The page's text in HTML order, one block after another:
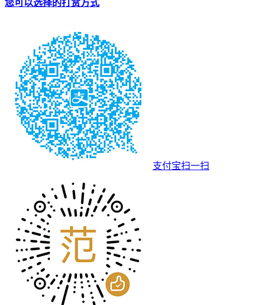
您可以选择的打赏方式
支付宝扫一扫